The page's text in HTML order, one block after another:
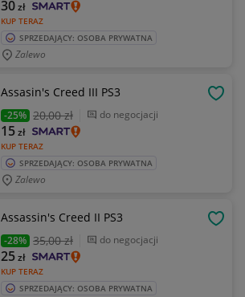
KUP TERAZ
30zł
SPRZEDAJĄCY: OSOBA PRYWATNA
Zalewo
Assasin's Creed III PS3
-25% 20,00 zł do negocjacji
KUP TERAZ
15zł
SPRZEDAJĄCY: OSOBA PRYWATNA
Zalewo
Assassin's Creed II PS3
-28% 35,00 zł do negocjacji
KUP TERAZ
25zł
SPRZEDAJĄCY: OSOBA PRYWATNA